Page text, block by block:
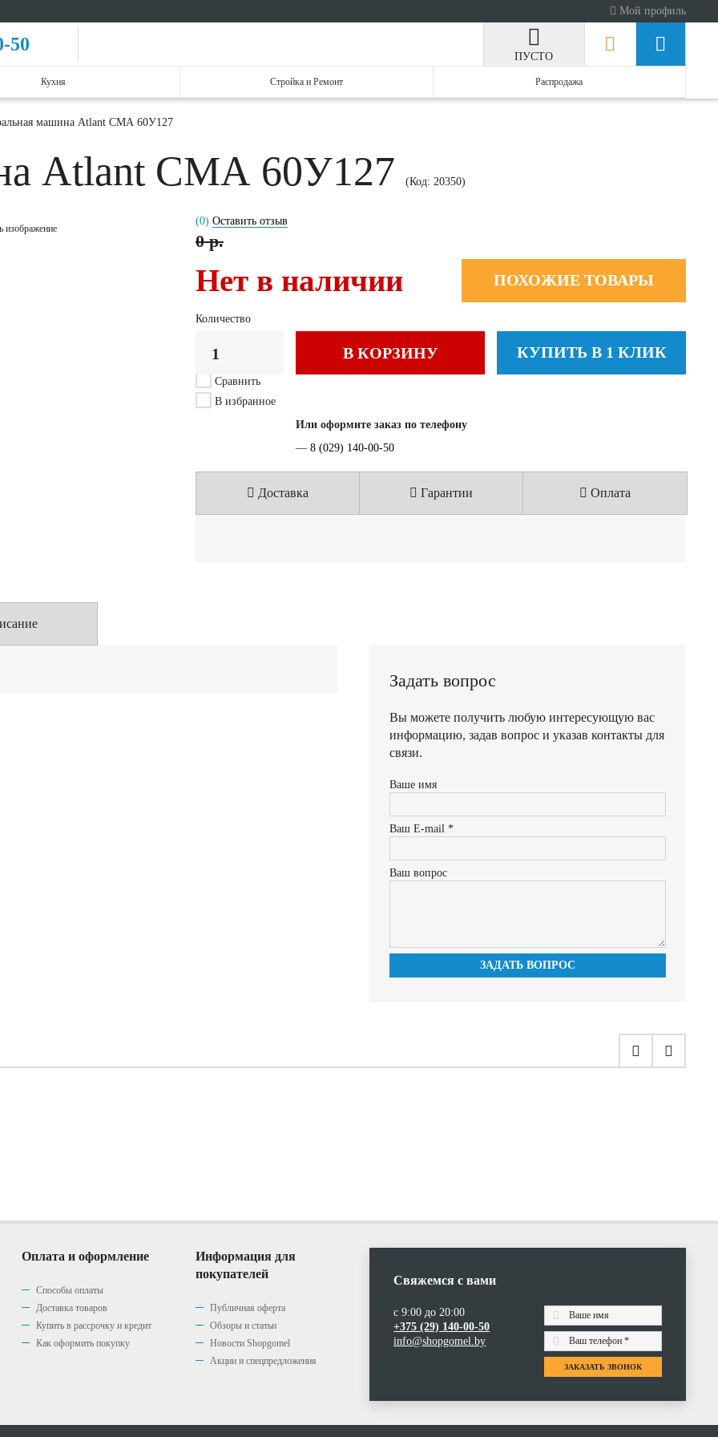
Мой профиль
50
ПУСТО
Кухня Стройка и Ремонт Распродажа
машина Atlant СМА 60У127
Atlant СМА 60У127 (Код: 20350)
изображение
(0) Оставить отзыв
0 р.
Нет в наличии ПОХОЖИЕ ТОВАРЫ
Количество
В КОРЗИНУ КУПИТЬ В 1 КЛИК
Сравнить
В избранное
Или оформите заказ по телефону
— 8 (029) 140-00-50
Доставка Гарантии Оплата
Задать вопрос
Вы можете получить любую интересующую вас
информацию, задав вопрос и указав контакты для
связи.
Ваше имя
Ваш E-mail *
Ваш вопрос
ЗАДАТЬ ВОПРОС
Оплата и оформление
Способы оплаты
Доставка товаров
Купить в рассрочку и кредит
Как оформить покупку
Информация для
покупателей
Публичная оферта
Обзоры и статьи
Новости Shopgomel
Акции и спецпредложения
Свяжемся с вами
с 9:00 до 20:00
+375 (29) 140-00-50
info@shopgomel.by
ЗАКАЗАТЬ ЗВОНОК